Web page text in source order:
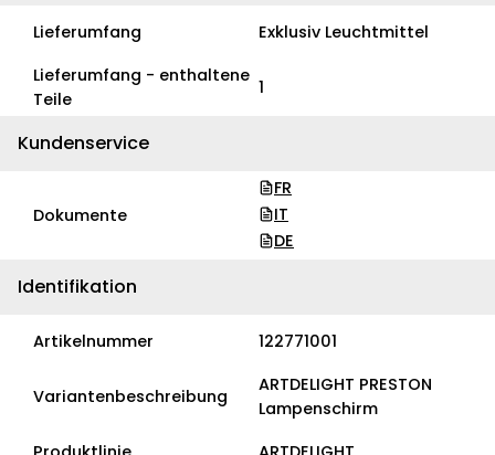
Lieferumfang
Exklusiv Leuchtmittel
Lieferumfang - enthaltene
Teile
1
Kundenservice
Dokumente
FR
IT
DE
Identifikation
Artikelnummer 122771001
Variantenbeschreibung
ARTDELIGHT PRESTON
Lampenschirm